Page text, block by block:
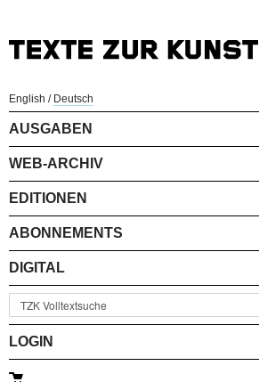
English / Deutsch
AUSGABEN
WEB-ARCHIV
EDITIONEN
ABONNEMENTS
DIGITAL
LOGIN